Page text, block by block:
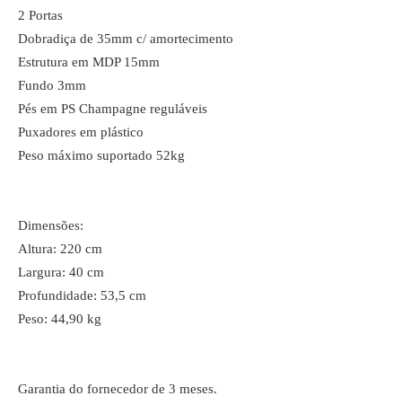
2 Portas
Dobradiça de 35mm c/ amortecimento
Estrutura em MDP 15mm
Fundo 3mm
Pés em PS Champagne reguláveis
Puxadores em plástico
Peso máximo suportado 52kg
Dimensões:
Altura: 220 cm
Largura: 40 cm
Profundidade: 53,5 cm
Peso: 44,90 kg
Garantia do fornecedor de 3 meses.